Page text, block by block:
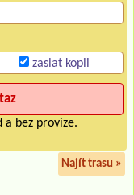
zaslat kopii
a bez provize.
Najít trasu »